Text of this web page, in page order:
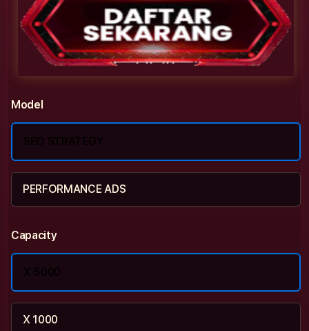
Model
SEO STRATEGY
PERFORMANCE ADS
Capacity
X 5000
X 1000